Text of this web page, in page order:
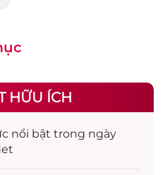
HỮU ÍCH
nổi bật trong ngày